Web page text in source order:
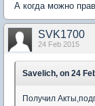
А когда можно
SVK1700
24 Feb 2015
Savelich, on 24
Получил